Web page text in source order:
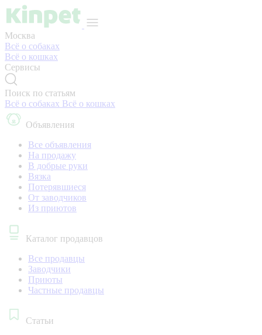
Москва
Всё о собаках
Всё о кошках
Сервисы
Поиск по статьям
Всё о собаках Всё о кошках
Объявления
Все объявления
На продажу
В добрые руки
Вязка
Потерявшиеся
От заводчиков
Из приютов
Каталог продавцов
Все продавцы
Заводчики
Приюты
Частные продавцы
Статьи